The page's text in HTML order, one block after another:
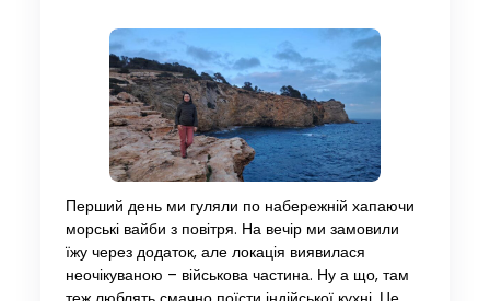
Перший день ми гуляли по набережній хапаючи
морські вайби з повітря. На вечір ми замовили
їжу через додаток, але локація виявилася
неочікуваною – військова частина. Ну а що, там